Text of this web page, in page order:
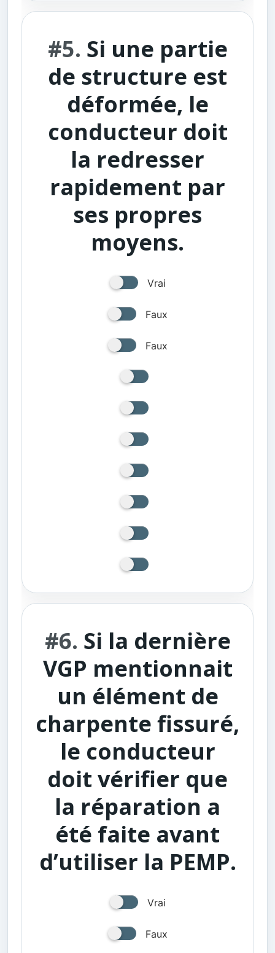
#5. Si une partie
de structure est
déformée, le
conducteur doit
la redresser
rapidement par
ses propres
moyens.
Vrai
Faux
Faux
#6. Si la dernière
VGP mentionnait
un élément de
charpente fissuré,
le conducteur
doit vérifier que
la réparation a
été faite avant
d’utiliser la PEMP.
Vrai
Faux